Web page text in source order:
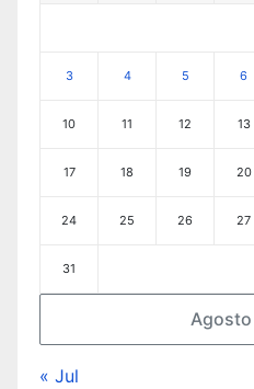
3 4 5 6
10 11 12 13
17 18 19 20
24 25 26 27
31
« Jul